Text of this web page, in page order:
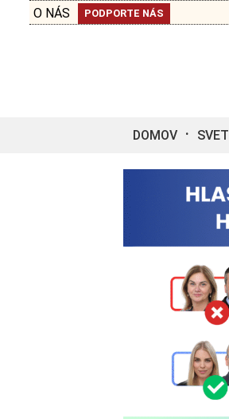
O NÁS PODPORTE NÁS
DOMOV SVET